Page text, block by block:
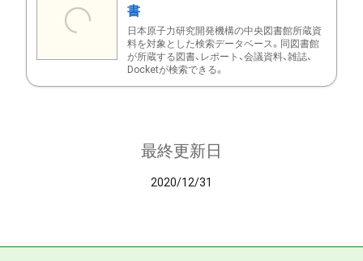
書
日本原子力研究開発機構の中央図書館所蔵資
料を対象とした検索データベース。同図書館
が所蔵する図書、レポート、会議資料、雑誌、
Docketが検索できる。
最終更新日
2020/12/31